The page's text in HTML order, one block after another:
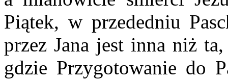
Piątek, w przededniu
przez Jana jest inna niż
gdzie Przygotowanie do